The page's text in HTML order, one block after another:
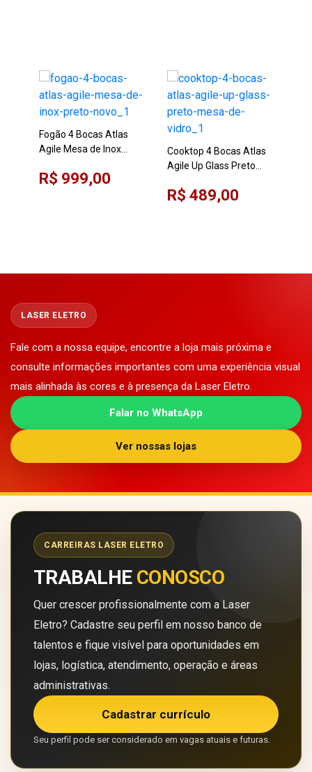
Fogão 4 Bocas Atlas
Agile Mesa de Inox
R$ 999,00
Cooktop 4 Bocas Atlas
Agile Up Glass Preto
R$ 489,00
LASER ELETRO
Fale com a nossa equipe, encontre a loja mais próxima e
consulte informações importantes com uma experiência visual
mais alinhada às cores e à presença da Laser Eletro.
Falar no WhatsApp
Ver nossas lojas
CARREIRAS LASER ELETRO
TRABALHE CONOSCO
Quer crescer profissionalmente com a Laser
Eletro? Cadastre seu perfil em nosso banco de
talentos e fique visível para oportunidades em
lojas, logística, atendimento, operação e áreas
administrativas.
Cadastrar currículo
Seu perfil pode ser considerado em vagas atuais e futuras.